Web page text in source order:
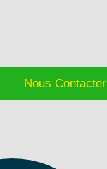
Nous Contacter